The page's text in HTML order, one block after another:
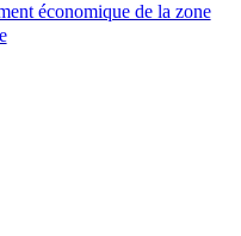
économique de la zone